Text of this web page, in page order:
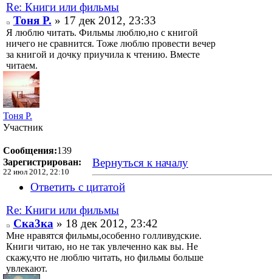
Re: Книги или фильмы
Тоня Р. » 17 дек 2012, 23:33
Я люблю читать. Фильмы люблю,но с книгой
ничего не сравнится. Тоже люблю провести вечер
за книгой и дочку приучила к чтению. Вместе
читаем.
Тоня Р.
Участник
Сообщения:139
Зарегистрирован:
22 июл 2012, 22:10
Вернуться к началу
Ответить с цитатой
Re: Книги или фильмы
Ска3ка» 18 дек 2012, 23:42
Мне нравятся фильмы,особенно голливудские.
Книги читаю, но не так увлеченно как вы. Не
скажу,что не люблю читать, но фильмы больше
увлекают.